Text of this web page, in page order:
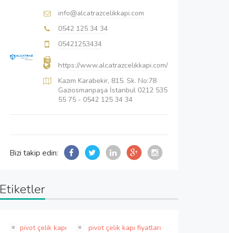
info@alcatrazcelikkapi.com
0542 125 34 34
05421253434
https://www.alcatrazcelikkapi.com/
Kazım Karabekir, 815. Sk. No:78
Gaziosmanpaşa İstanbul 0212 535
55 75 - 0542 125 34 34
Bizi takip edin:
Etiketler
pivot çelik kapı
pivot çelik kapı fiyatları